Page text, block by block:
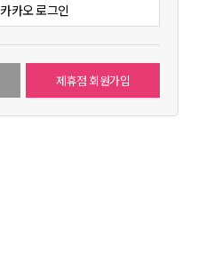
카카오 로그인
제휴점 회원가입